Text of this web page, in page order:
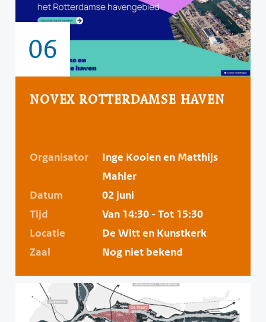
06
NOVEX ROTTERDAMSE HAVEN
Organisator
Inge Koolen en Matthijs
Mahler
Datum
02 juni
Tijd
Van 14:30 - Tot 15:30
Locatie
De Witt en Kunstkerk
Zaal
Nog niet bekend